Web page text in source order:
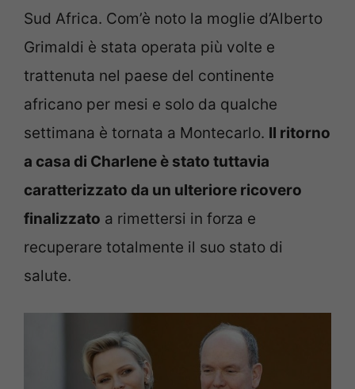
Sud Africa. Com’è noto la moglie d’Alberto
Grimaldi è stata operata più volte e
trattenuta nel paese del continente
africano per mesi e solo da qualche
settimana è tornata a Montecarlo. Il ritorno
a casa di Charlene è stato tuttavia
caratterizzato da un ulteriore ricovero
finalizzato a rimettersi in forza e
recuperare totalmente il suo stato di
salute.